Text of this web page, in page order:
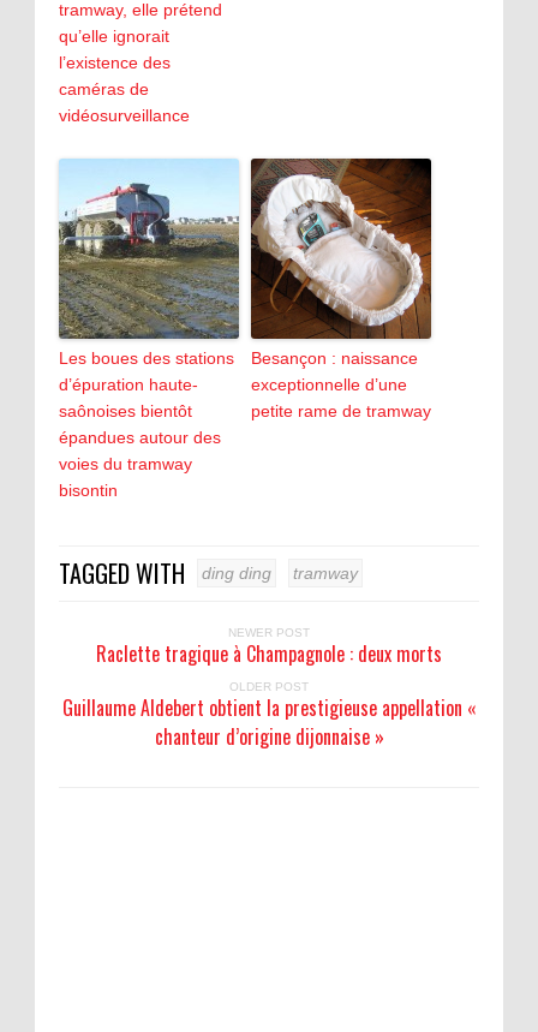
tramway, elle prétend
qu’elle ignorait
l’existence des
caméras de
vidéosurveillance
Les boues des stations
d’épuration haute-
saônoises bientôt
épandues autour des
voies du tramway
bisontin
Besançon : naissance
exceptionnelle d’une
petite rame de tramway
TAGGED WITH ding ding tramway
NEWER POST
Raclette tragique à Champagnole : deux morts
OLDER POST
Guillaume Aldebert obtient la prestigieuse appellation «
chanteur d’origine dijonnaise »